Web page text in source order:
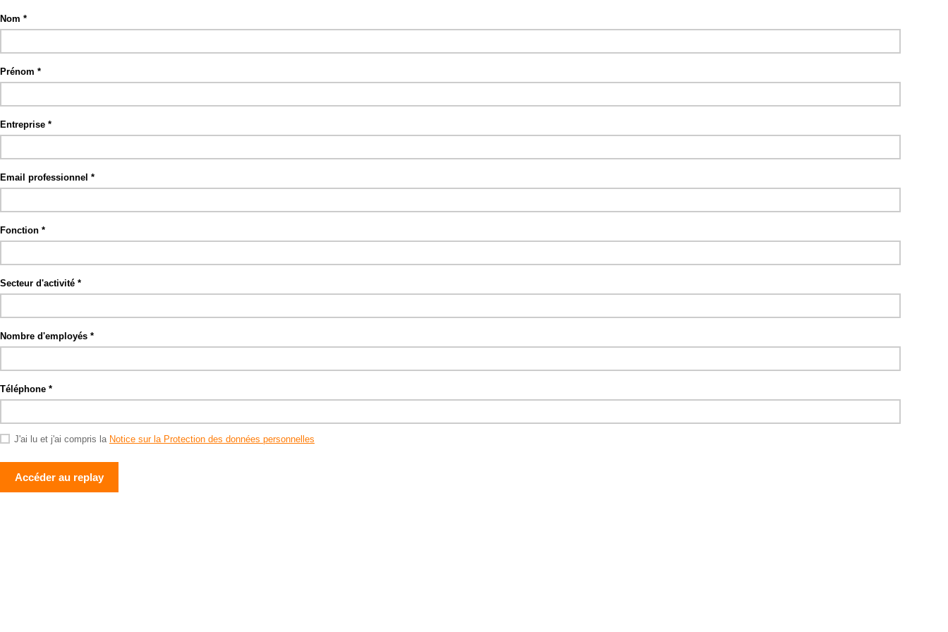
Nom
Prénom
Entreprise
Email professionnel
Fonction
Secteur d'activité
Nombre d'employés
Téléphone
J'ai lu et j'ai compris la Notice sur la Protection des données personnelles